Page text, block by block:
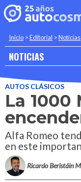
Inicio >Editorial >Noticias
NOTICIAS
AUTOS CLÁSICOS
La 1000
Alfa Romeo
en este
Ricardo Beristáin